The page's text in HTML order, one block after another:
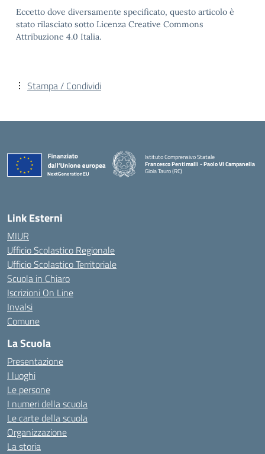
Eccetto dove diversamente specificato, questo articolo è
stato rilasciato sotto Licenza Creative Commons
Attribuzione 4.0 Italia.
Stampa / Condividi
Istituto Comprensivo Statale
Francesco Pentimalli - Paolo VI Campanella
Gioia Tauro (RC)
Link Esterni
MIUR
Ufficio Scolastico Regionale
Ufficio Scolastico Territoriale
Scuola in Chiaro
Iscrizioni On Line
Invalsi
Comune
La Scuola
Presentazione
I luoghi
Le persone
I numeri della scuola
Le carte della scuola
Organizzazione
La storia